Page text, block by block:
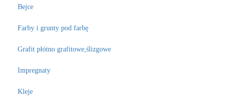
Bejce
Farby i grunty pod farbę
Grafit płótno grafitowe,ślizgowe
Impregnaty
Kleje